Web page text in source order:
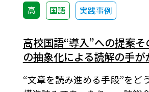
高 国語 実践事例
高校国語“導入”への提案
の抽象化による読解の手が
“文章を読み進める手段”をど